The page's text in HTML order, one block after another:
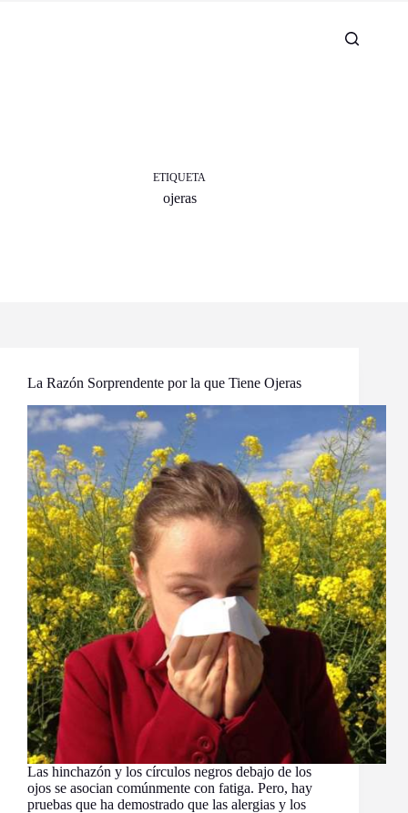
ETIQUETA
ojeras
La Razón Sorprendente por la que Tiene Ojeras
Las hinchazón y los círculos negros debajo de los
ojos se asocian comúnmente con fatiga. Pero, hay
pruebas que ha demostrado que las alergias y los